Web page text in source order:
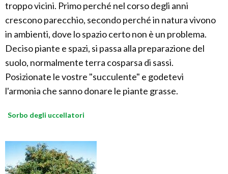
troppo vicini. Primo perché nel corso degli anni
crescono parecchio, secondo perché in natura vivono
in ambienti, dove lo spazio certo non è un problema.
Deciso piante e spazi, si passa alla preparazione del
suolo, normalmente terra cosparsa di sassi.
Posizionate le vostre "succulente" e godetevi
l'armonia che sanno donare le piante grasse.
Sorbo degli uccellatori